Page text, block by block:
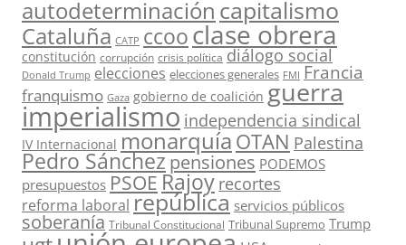
autodeterminación capitalismo
Cataluña CATP ccooclase obrera
constitución corrupción crisis política diálogo social
Donald Trump elecciones elecciones generales FMI Francia
franquismo Gaza gobierno de coalición guerra
imperialismo independencia sindical
IV Internacional monarquía OTAN Palestina
Pedro Sánchezpensiones PODEMOS
presupuestos PSOERajoy recortes
reforma laboral república servicios públicos
soberanía Tribunal Constitucional Tribunal Supremo Trump